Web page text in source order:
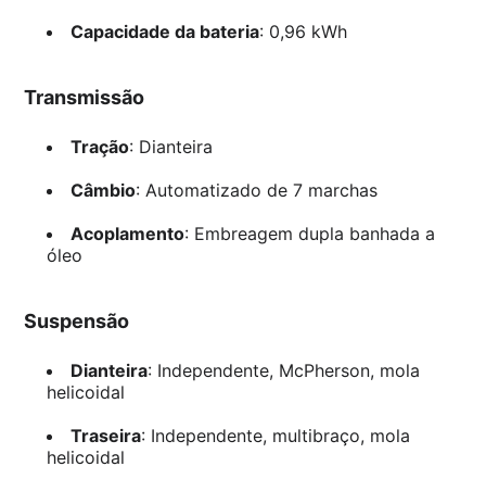
Capacidade da bateria: 0,96 kWh
Transmissão
Tração: Dianteira
Câmbio: Automatizado de 7 marchas
Acoplamento: Embreagem dupla banhada a
óleo
Suspensão
Dianteira: Independente, McPherson, mola
helicoidal
Traseira: Independente, multibraço, mola
helicoidal